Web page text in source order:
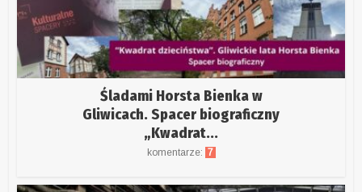
Śladami Horsta Bienka w
Gliwicach. Spacer biograficzny
„Kwadrat...
komentarze: 7